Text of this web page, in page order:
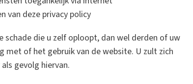
van deze privacy policy
die u zelf oploopt, dan wel derden of uw
met of het gebruik van de website. U zult zich
gevolg hiervan.